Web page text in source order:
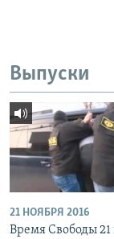
Выпуски
21 НОЯБРЯ 2016
Время Свободы 21